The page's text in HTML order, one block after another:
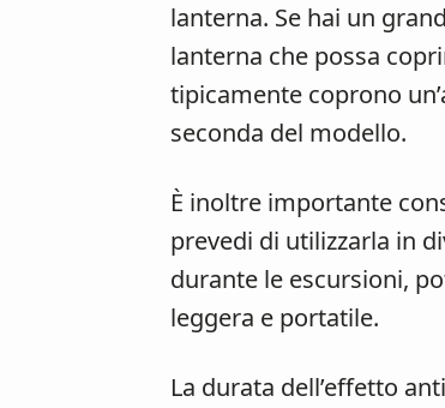
lanterna. Se hai un
lanterna che possa
tipicamente coprono
seconda del modello.
È inoltre importante
prevedi di utilizzarla in
durante le escursioni,
leggera e portatile.
La durata dell’effetto